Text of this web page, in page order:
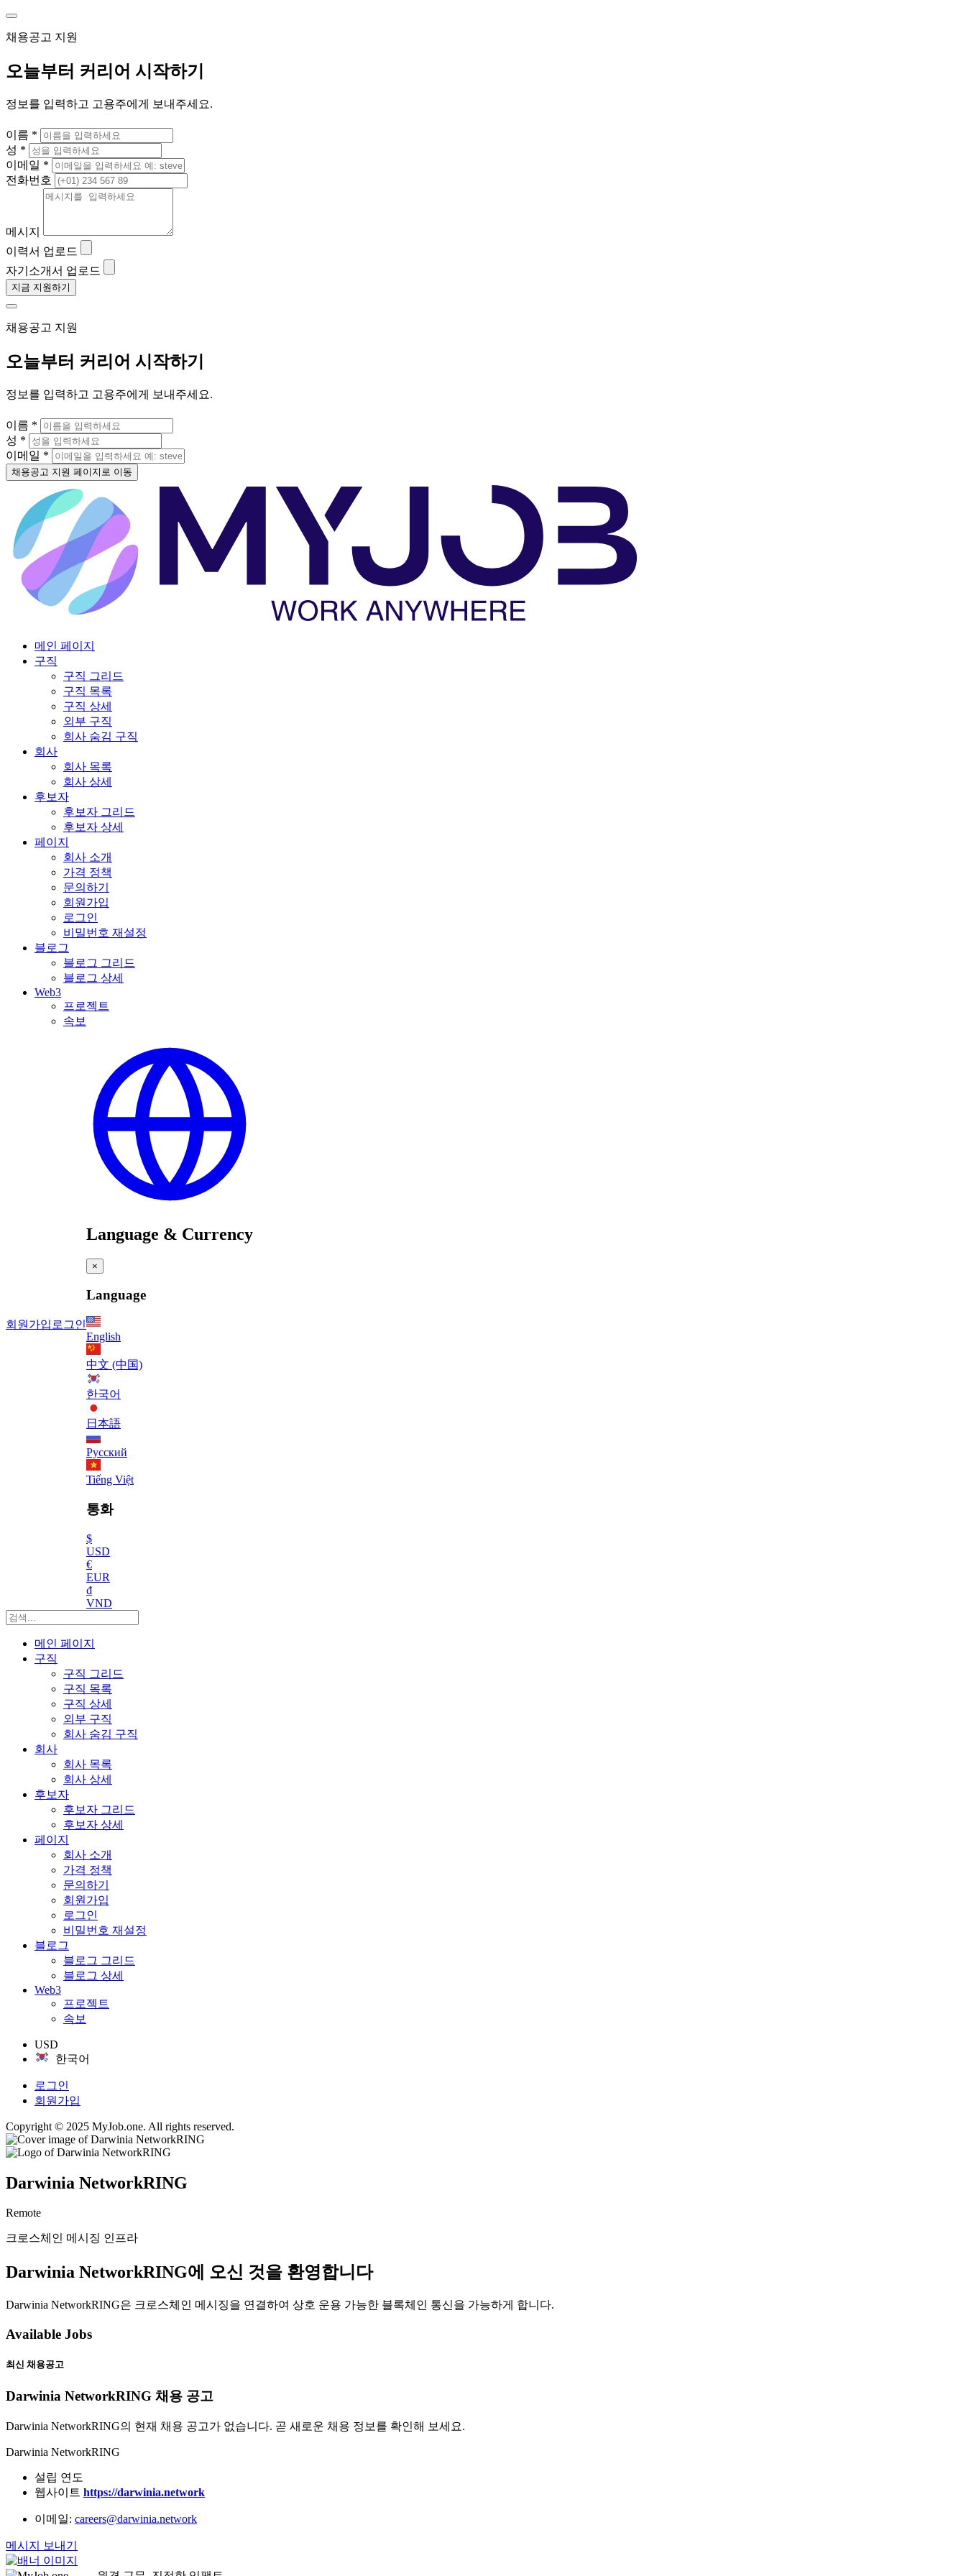
채용공고 지원
오늘부터 커리어 시작하기
정보를 입력하고 고용주에게 보내주세요.
이름 *
성 *
이메일 *
전화번호
메시지
이력서 업로드
자기소개서 업로드
지금 지원하기
채용공고 지원
오늘부터 커리어 시작하기
정보를 입력하고 고용주에게 보내주세요.
이름 *
성 *
이메일 *
채용공고 지원 페이지로 이동
메인 페이지
구직
구직 그리드
구직 목록
구직 상세
외부 구직
회사 숨김 구직
회사
회사 목록
회사 상세
후보자
후보자 그리드
후보자 상세
페이지
회사 소개
가격 정책
문의하기
회원가입
로그인
비밀번호 재설정
블로그
블로그 그리드
블로그 상세
Web3
프로젝트
속보
회원가입 로그인
Language & Currency
×
Language
English
中文 (中国)
한국어
日本語
Русский
Tiếng Việt
통화
$
USD
€
EUR
₫
VND
메인 페이지
구직
구직 그리드
구직 목록
구직 상세
외부 구직
회사 숨김 구직
회사
회사 목록
회사 상세
후보자
후보자 그리드
후보자 상세
페이지
회사 소개
가격 정책
문의하기
회원가입
로그인
비밀번호 재설정
블로그
블로그 그리드
블로그 상세
Web3
프로젝트
속보
USD
한국어
로그인
회원가입
Copyright © 2025 MyJob.one. All rights reserved.
Darwinia NetworkRING
Remote
크로스체인 메시징 인프라
Darwinia NetworkRING에 오신 것을 환영합니다
Darwinia NetworkRING은 크로스체인 메시징을 연결하여 상호 운용 가능한 블록체인 통신을 가능하게 합니다.
Available Jobs
최신 채용공고
Darwinia NetworkRING 채용 공고
Darwinia NetworkRING의 현재 채용 공고가 없습니다. 곧 새로운 채용 정보를 확인해 보세요.
Darwinia NetworkRING
설립 연도
웹사이트 https://darwinia.network
이메일: careers@darwinia.network
메시지 보내기